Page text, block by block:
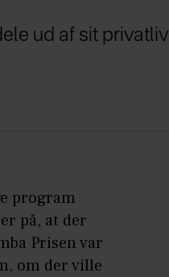
ud af sit privatliv
program
på, at der
Prisen var
om der ville